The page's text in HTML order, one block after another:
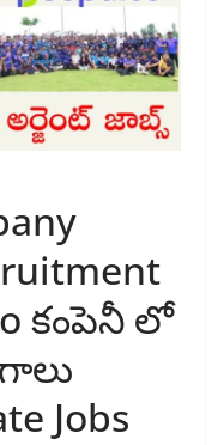
కంపెనీ లో
Jobs